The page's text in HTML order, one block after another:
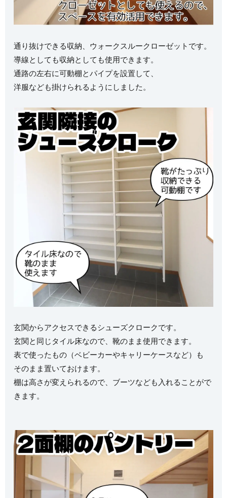
通り抜けできる収納、ウォークスルークローゼットです。
導線としても収納としても使用できます。
通路の左右に可動棚とパイプを設置して、
洋服なども掛けられるようにしました。
玄関からアクセスできるシューズクロークです。
玄関と同じタイル床なので、靴のまま使用できます。
表で使ったもの（ベビーカーやキャリーケースなど）も
そのまま置いておけます。
棚は高さが変えられるので、ブーツなども入れることがで
きます。